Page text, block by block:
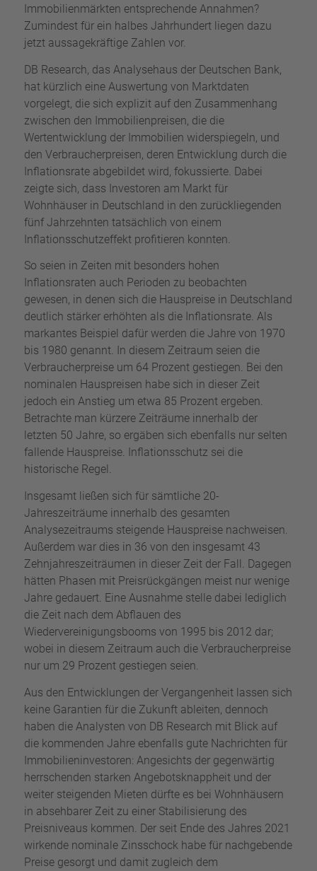
Immobilienmärkten entsprechende Annahmen?
Zumindest für ein halbes Jahrhundert liegen dazu
jetzt aussagekräftige Zahlen vor.
DB Research, das Analysehaus der Deutschen Bank,
hat kürzlich eine Auswertung von Marktdaten
vorgelegt, die sich explizit auf den Zusammenhang
zwischen den Immobilienpreisen, die die
Wertentwicklung der Immobilien widerspiegeln, und
den Verbraucherpreisen, deren Entwicklung durch die
Inflationsrate abgebildet wird, fokussierte. Dabei
zeigte sich, dass Investoren am Markt für
Wohnhäuser in Deutschland in den zurückliegenden
fünf Jahrzehnten tatsächlich von einem
Inflationsschutzeffekt profitieren konnten.
So seien in Zeiten mit besonders hohen
Inflationsraten auch Perioden zu beobachten
gewesen, in denen sich die Hauspreise in Deutschland
deutlich stärker erhöhten als die Inflationsrate. Als
markantes Beispiel dafür werden die Jahre von 1970
bis 1980 genannt. In diesem Zeitraum seien die
Verbraucherpreise um 64 Prozent gestiegen. Bei den
nominalen Hauspreisen habe sich in dieser Zeit
jedoch ein Anstieg um etwa 85 Prozent ergeben.
Betrachte man kürzere Zeiträume innerhalb der
letzten 50 Jahre, so ergäben sich ebenfalls nur selten
fallende Hauspreise. Inflationsschutz sei die
historische Regel.
Insgesamt ließen sich für sämtliche 20-
Jahreszeiträume innerhalb des gesamten
Analysezeitraums steigende Hauspreise nachweisen.
Außerdem war dies in 36 von den insgesamt 43
Zehnjahreszeiträumen in dieser Zeit der Fall. Dagegen
hätten Phasen mit Preisrückgängen meist nur wenige
Jahre gedauert. Eine Ausnahme stelle dabei lediglich
die Zeit nach dem Abflauen des
Wiedervereinigungsbooms von 1995 bis 2012 dar;
wobei in diesem Zeitraum auch die Verbraucherpreise
nur um 29 Prozent gestiegen seien.
Aus den Entwicklungen der Vergangenheit lassen sich
keine Garantien für die Zukunft ableiten, dennoch
haben die Analysten von DB Research mit Blick auf
die kommenden Jahre ebenfalls gute Nachrichten für
Immobilieninvestoren: Angesichts der gegenwärtig
herrschenden starken Angebotsknappheit und der
weiter steigenden Mieten dürfte es bei Wohnhäusern
in absehbarer Zeit zu einer Stabilisierung des
Preisniveaus kommen. Der seit Ende des Jahres 2021
wirkende nominale Zinsschock habe für nachgebende
Preise gesorgt und damit zugleich dem